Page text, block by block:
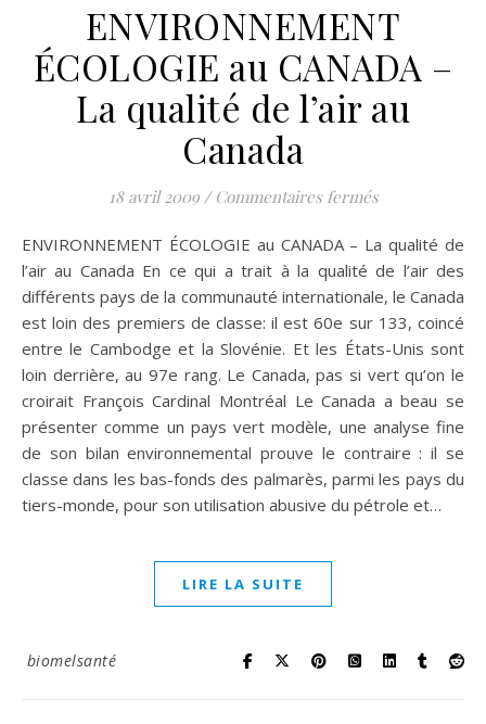
ENVIRONNEMENT
ÉCOLOGIE au CANADA –
La qualité de l’air au
Canada
18 avril 2009 / Commentaires ferméssur
ENVIRONNEMENT ÉCOLOGIE au CANADA – La qualité de
l’air au Canada En ce qui a trait à la qualité de l’air des
différents pays de la communauté internationale, le Canada
est loin des premiers de classe: il est 60e sur 133, coincé
entre le Cambodge et la Slovénie. Et les États-Unis sont
loin derrière, au 97e rang. Le Canada, pas si vert qu’on le
croirait François Cardinal Montréal Le Canada a beau se
présenter comme un pays vert modèle, une analyse fine
de son bilan environnemental prouve le contraire : il se
classe dans les bas-fonds des palmarès, parmi les pays du
tiers-monde, pour son utilisation abusive du pétrole et…
LIRE LA SUITE
biomelsanté